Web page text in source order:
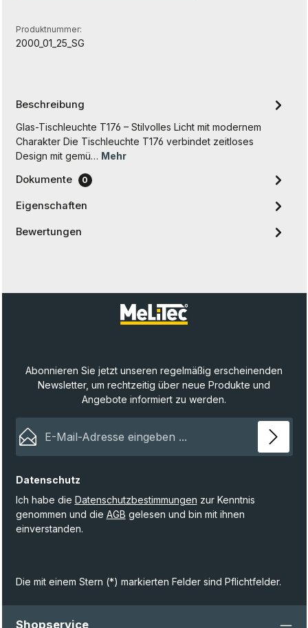
Produktnummer:
2000_01_25_SG
Beschreibung
Glas-Tischleuchte T176 – Stilvolles Licht mit modernem
Charakter Die Tischleuchte T176 verbindet zeitloses
Design mit gemü… Mehr
Dokumente 0
Eigenschaften
Bewertungen
Abonnieren Sie jetzt unseren regelmäßig erscheinenden
Newsletter, um rechtzeitig über neue Produkte und
Angebote informiert zu werden.
Datenschutz
Ich habe die Datenschutzbestimmungen zur Kenntnis
genommen und die AGB gelesen und bin mit ihnen
einverstanden.
Die mit einem Stern (*) markierten Felder sind Pflichtfelder.
Shopservice